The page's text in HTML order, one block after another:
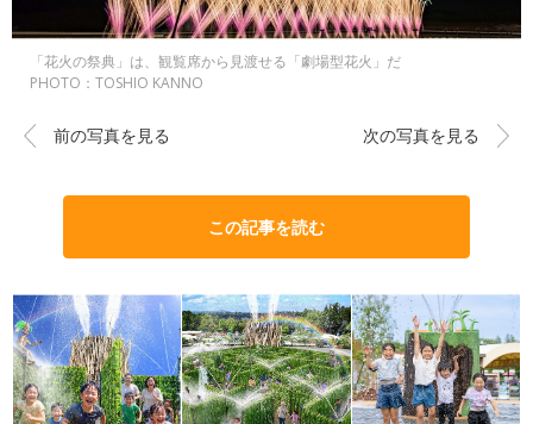
「花火の祭典」は、観覧席から見渡せる「劇場型花火」だ
PHOTO：TOSHIO KANNO
前の写真を見る 次の写真を見る
この記事を読む